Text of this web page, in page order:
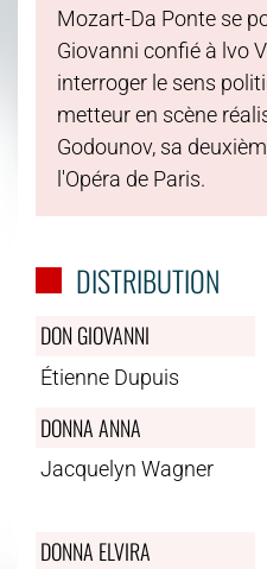
Mozart-Da Ponte se
Giovanni confié à lvo
interroger le sens
metteur en scène
Godounov, sa
l'Opéra de Paris.
DISTRIBUTION
DON GIOVANNI
Étienne Dupuis
DONNA ANNA
Jacquelyn Wagner
DONNA ELVIRA